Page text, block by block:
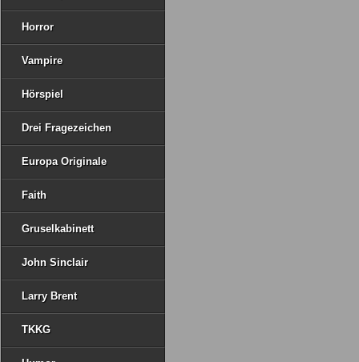
Horror
Vampire
Hörspiel
Drei Fragezeichen
Europa Originale
Faith
Gruselkabinett
John Sinclair
Larry Brent
TKKG